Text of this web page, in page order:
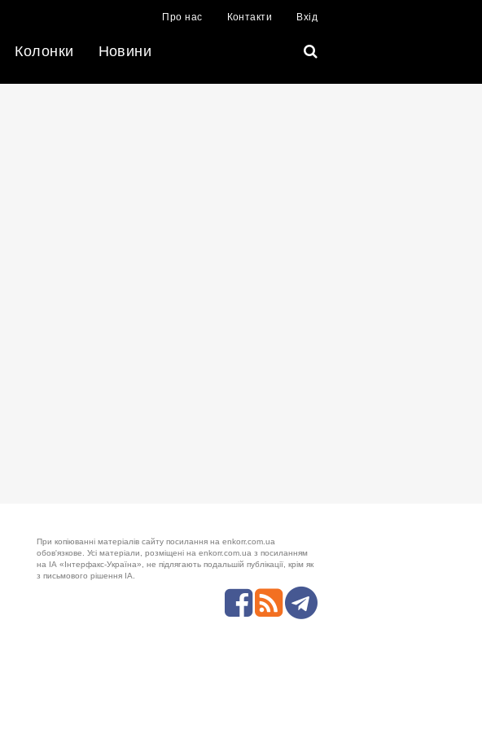
Про нас Контакти Вхід
Колонки Новини
При копіюванні матеріалів сайту посилання на enkorr.com.ua
обов'язкове. Усі матеріали, розміщені на enkorr.com.ua з посиланням
на ІА «Інтерфакс-Україна», не підлягають подальшій публікації, крім як
з письмового рішення ІА.